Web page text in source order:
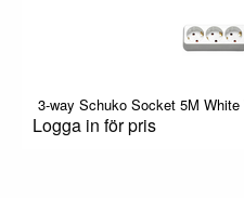
3-way Schuko Socket 5M
Logga in för pris